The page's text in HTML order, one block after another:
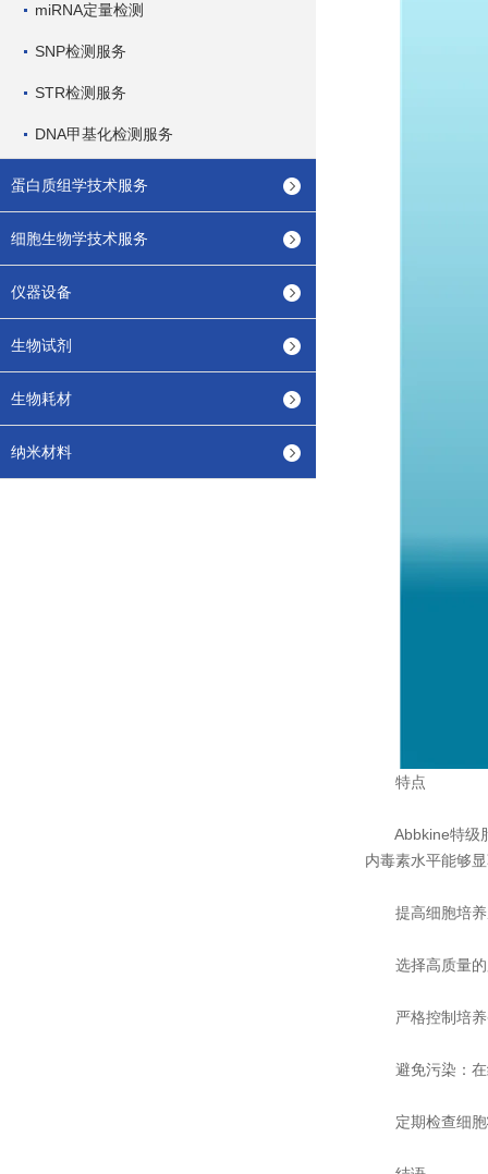
miRNA定量检测
SNP检测服务
STR检测服务
DNA甲基化检测服务
蛋白质组学技术服务
细胞生物学技术服务
仪器设备
生物试剂
生物耗材
纳米材料
特点
Abbkine特级胎
内毒素水平能够
提高细胞培养
选择高质量的
严格控制培养
避免污染：在
定期检查细胞